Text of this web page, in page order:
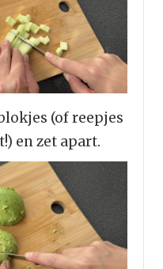
(of reepjes
en zet apart.